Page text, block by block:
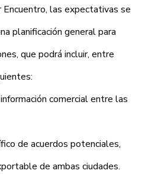
las expectativas se
planificación general para
que podrá incluir, entre
comercial entre las
de acuerdos potenciales,
de ambas ciudades.